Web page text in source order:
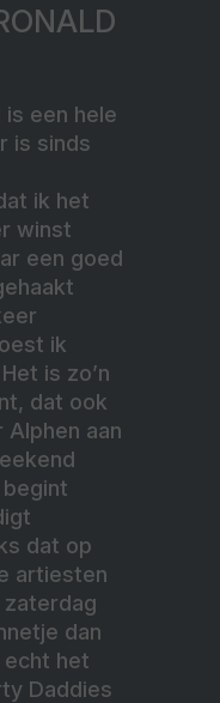
een hele
is sinds
ik het
winst
een goed
ik
is zo’n
dat ook
Alphen aan
dat op
artiesten
zaterdag
dan
het
Daddies